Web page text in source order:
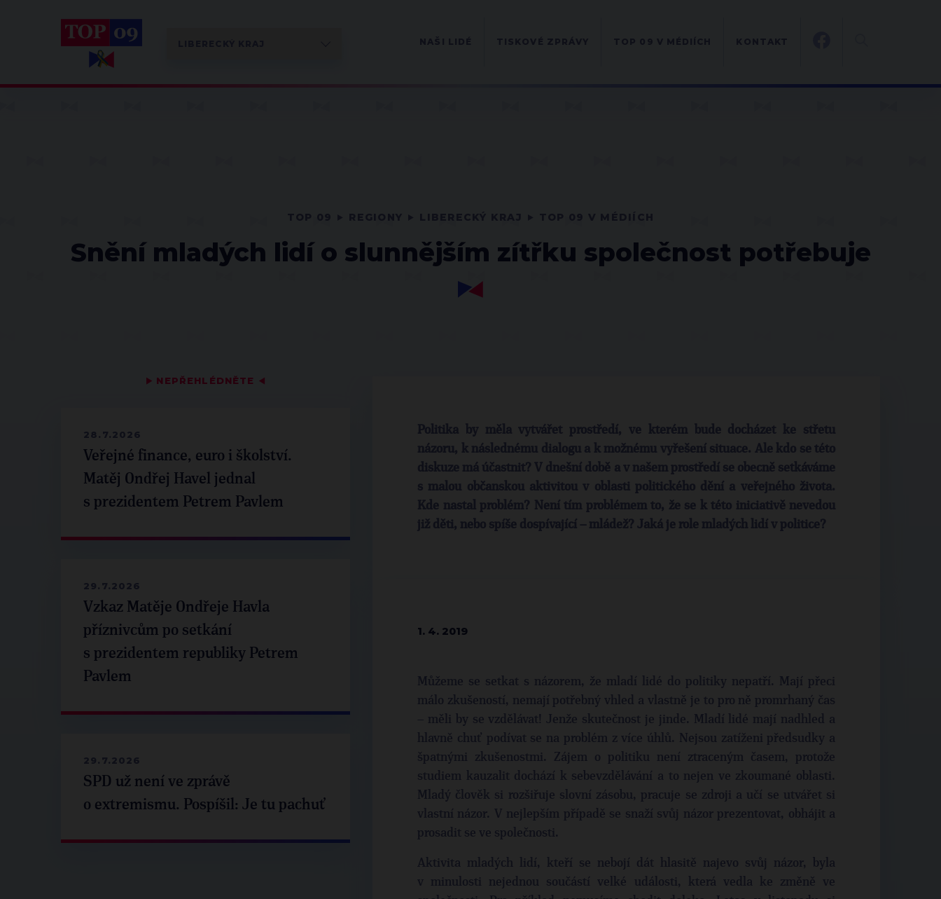
Snění mladých lidí o slunnějším zítřku společnost potřebuje
▶ NEPŘEHLÉDNĚTE ◀
28.7.2026
Veřejné finance, euro i školství.
Matěj Ondřej Havel jednal
s prezidentem Petrem Pavlem
29.7.2026
Vzkaz Matěje Ondřeje Havla
příznivcům po setkání
s prezidentem republiky Petrem
Pavlem
29.7.2026
SPD už není ve zprávě
o extremismu. Pospíšil: Je tu pachuť
Politika by měla vytvářet prostředí, ve kterém bude docházet ke střetu
názoru, k následnému dialogu a k možnému vyřešení situace. Ale kdo se této
diskuze má účastnit? V dnešní době a v našem prostředí se obecně setkáváme
s malou občanskou aktivitou v oblasti politického dění a veřejného života.
Kde nastal problém? Není tím problémem to, že se k této iniciativě nevedou
již děti, nebo spíše dospívající – mládež? Jaká je role mladých lidí v politice?
1. 4. 2019
Můžeme se setkat s názorem, že mladí lidé do politiky nepatří. Mají přeci
málo zkušeností, nemají potřebný vhled a vlastně je to pro ně promrhaný čas
– měli by se vzdělávat! Jenže skutečnost je jinde. Mladí lidé mají nadhled a
hlavně chuť podívat se na problém z více úhlů. Nejsou zatíženi předsudky a
špatnými zkušenostmi. Zájem o politiku není ztraceným časem, protože
studiem kauzalit dochází k sebevzdělávání a to nejen ve zkoumané oblasti.
Mladý člověk si rozšiřuje slovní zásobu, pracuje se zdroji a učí se utvářet si
vlastní názor. V nejlepším případě se snaží svůj názor prezentovat, obhájit a
prosadit se ve společnosti.
Aktivita mladých lidí, kteří se nebojí dát hlasitě najevo svůj názor, byla
v minulosti nejednou součástí velké události, která vedla ke změně ve